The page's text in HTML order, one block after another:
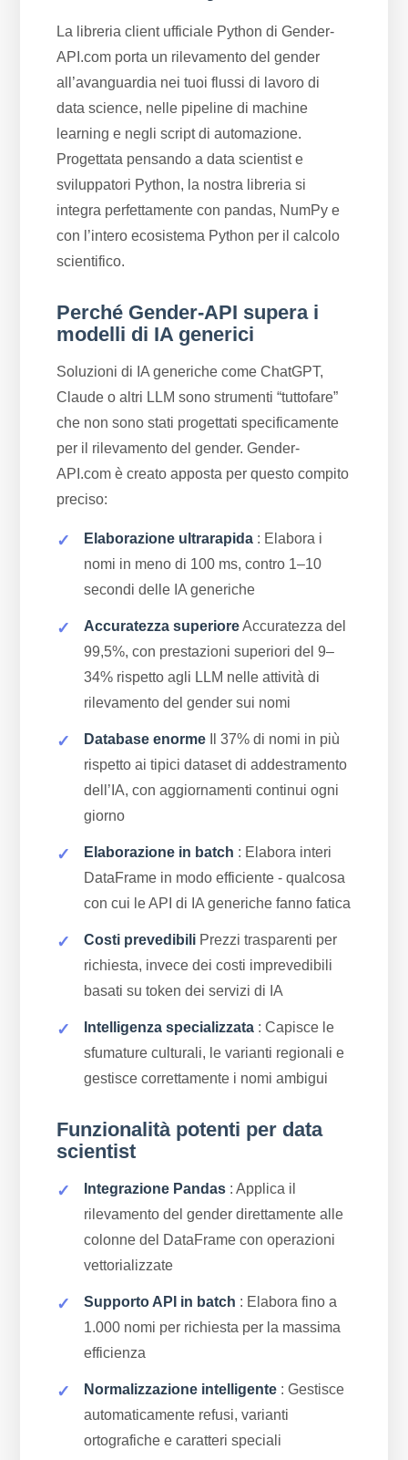
La libreria client ufficiale Python di Gender-
API.com porta un rilevamento del gender
all’avanguardia nei tuoi flussi di lavoro di
data science, nelle pipeline di machine
learning e negli script di automazione.
Progettata pensando a data scientist e
sviluppatori Python, la nostra libreria si
integra perfettamente con pandas, NumPy e
con l’intero ecosistema Python per il calcolo
scientifico.
Perché Gender-API supera i
modelli di IA generici
Soluzioni di IA generiche come ChatGPT,
Claude o altri LLM sono strumenti “tuttofare”
che non sono stati progettati specificamente
per il rilevamento del gender. Gender-
API.com è creato apposta per questo compito
preciso:
Elaborazione ultrarapida : Elabora i
nomi in meno di 100 ms, contro 1–10
secondi delle IA generiche
Accuratezza superioreAccuratezza del
99,5%, con prestazioni superiori del 9–
34% rispetto agli LLM nelle attività di
rilevamento del gender sui nomi
Database enorme Il 37% di nomi in più
rispetto ai tipici dataset di addestramento
dell’IA, con aggiornamenti continui ogni
giorno
Elaborazione in batch : Elabora interi
DataFrame in modo efficiente - qualcosa
con cui le API di IA generiche fanno fatica
Costi prevedibili Prezzi trasparenti per
richiesta, invece dei costi imprevedibili
basati su token dei servizi di IA
Intelligenza specializzata : Capisce le
sfumature culturali, le varianti regionali e
gestisce correttamente i nomi ambigui
Funzionalità potenti per data
scientist
Integrazione Pandas : Applica il
rilevamento del gender direttamente alle
colonne del DataFrame con operazioni
vettorializzate
Supporto API in batch : Elabora fino a
1.000 nomi per richiesta per la massima
efficienza
Normalizzazione intelligente : Gestisce
automaticamente refusi, varianti
ortografiche e caratteri speciali